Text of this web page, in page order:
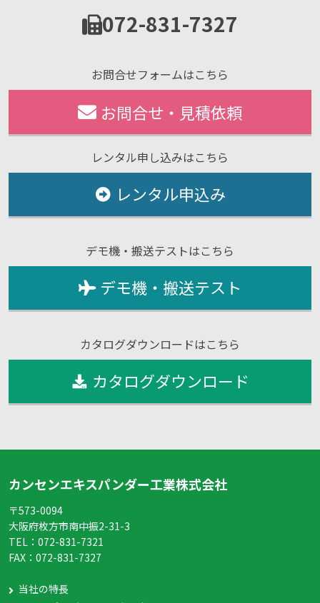
072-831-7327
お問合せフォームはこちら
お問合せ・見積依頼
レンタル申し込みはこちら
レンタル申込み
デモ機・搬送テストはこちら
デモ機・搬送テスト
カタログダウンロードはこちら
カタログダウンロード
カンセンエキスパンダー工業株式会社
〒573-0094
大阪府枚方市南中振2-31-3
TEL： 072-831-7321
FAX： 072-831-7327
当社の特長